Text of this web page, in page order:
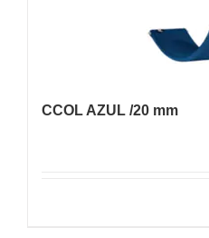
CCOL AZUL /20 mm